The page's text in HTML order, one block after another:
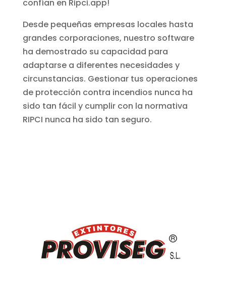
confían en Ripci.app!
Desde pequeñas empresas locales hasta
grandes corporaciones, nuestro software
ha demostrado su capacidad para
adaptarse a diferentes necesidades y
circunstancias. Gestionar tus operaciones
de protección contra incendios nunca ha
sido tan fácil y cumplir con la normativa
RIPCI nunca ha sido tan seguro.